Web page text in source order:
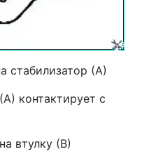
стабилизатор (А)
контактирует с
втулку (В)